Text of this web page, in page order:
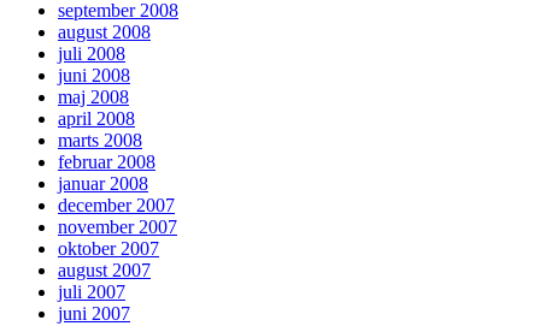
september 2008
august 2008
juli 2008
juni 2008
maj 2008
april 2008
marts 2008
februar 2008
januar 2008
december 2007
november 2007
oktober 2007
august 2007
juli 2007
juni 2007